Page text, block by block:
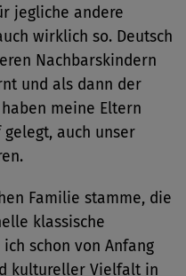
jegliche andere
wirklich so. Deutsch
Nachbarskindern
und als dann der
meine Eltern
auch unser
Familie stamme, die
klassische
schon von Anfang
kultureller Vielfalt in